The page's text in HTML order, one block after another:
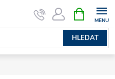
HLEDAT
NÁKUPNÍ
KOŠÍK